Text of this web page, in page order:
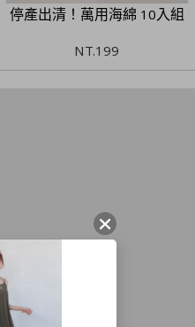
停產出清！萬用海綿 10入組
NT.199